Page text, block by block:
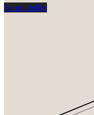
Se modeller